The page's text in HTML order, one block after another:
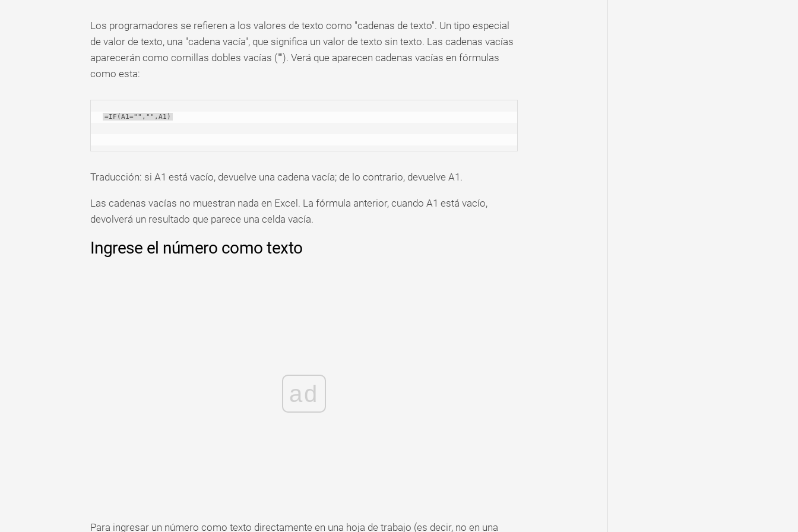
Los programadores se refieren a los valores de texto como "cadenas de texto". Un tipo especial
de valor de texto, una "cadena vacía", que significa un valor de texto sin texto. Las cadenas vacías
aparecerán como comillas dobles vacías (""). Verá que aparecen cadenas vacías en fórmulas
como esta:
=IF(A1="","",A1)
Traducción: si A1 está vacío, devuelve una cadena vacía; de lo contrario, devuelve A1.
Las cadenas vacías no muestran nada en Excel. La fórmula anterior, cuando A1 está vacío,
devolverá un resultado que parece una celda vacía.
Ingrese el número como texto
ad
Para ingresar un número como texto directamente en una hoja de trabajo (es decir, no en una